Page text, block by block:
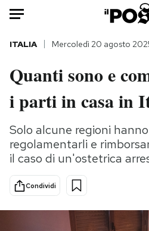
HOME
Italia
Politica
Tecnologia
Scienza
Economia
ITALIA Mercoledì 20 agosto
Quanti sono e
i parti in casa in
Solo alcune regioni
regolamentarli e
il caso di un'ostetrica
Condividi